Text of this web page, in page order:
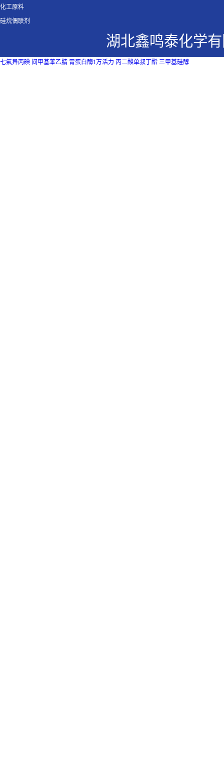
化工原料
硅烷偶联剂
湖北鑫鸣泰化学
七氟异丙碘 间甲基苯乙腈 胃蛋白酶1万活力 丙二酸单叔丁酯 三甲基硅醇